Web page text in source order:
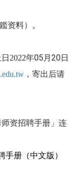
资料）。
2022年05月20日
，寄出后请
资招聘手册」连
手册（中文版）